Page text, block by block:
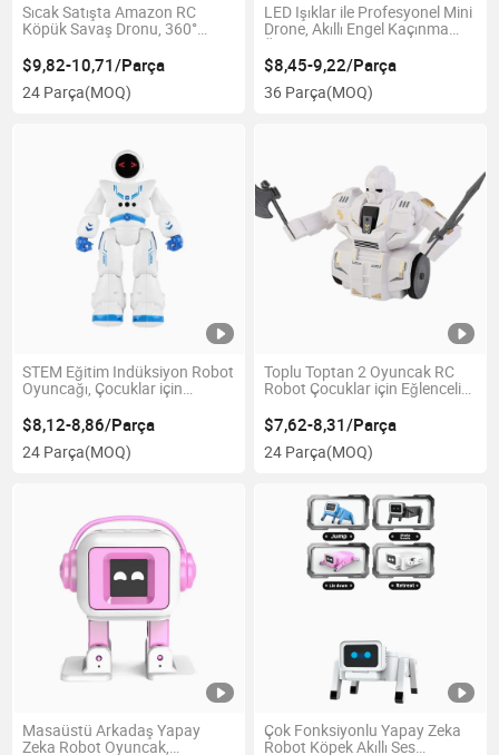
Sıcak Satışta Amazon RC
Köpük Savaş Dronu, 360°
Dayanıklı Quadcopter,
Akrobasi Dönüşleri ve LED
Işıklar ile Toptan Uzaktan
$9,82-10,71/Parça
24 Parça(MOQ)
LED Işıklar ile Profesyonel Mini
Drone, Akıllı Engel Kaçınma
Özelliğine Sahip RC
Quadcopter, Başlangıç
Seviyesindeki Çocuklar için
Uygun, Uzaktan Kumandalı
$8,45-9,22/Parça
36 Parça(MOQ)
STEM Eğitim Indüksiyon Robot
Oyuncağı, Çocuklar için
Programlanabilir Robot, Çocuk
Oyun Eşyaları
$8,12-8,86/Parça
24 Parça(MOQ)
Toplu Toptan 2 Oyuncak RC
Robot Çocuklar için Eğlenceli
$7,62-8,31/Parça
24 Parça(MOQ)
Masaüstü Arkadaş Yapay
Zeka Robot Oyuncak,
Çok Fonksiyonlu Yapay Zeka
Robot Köpek Akıllı Ses